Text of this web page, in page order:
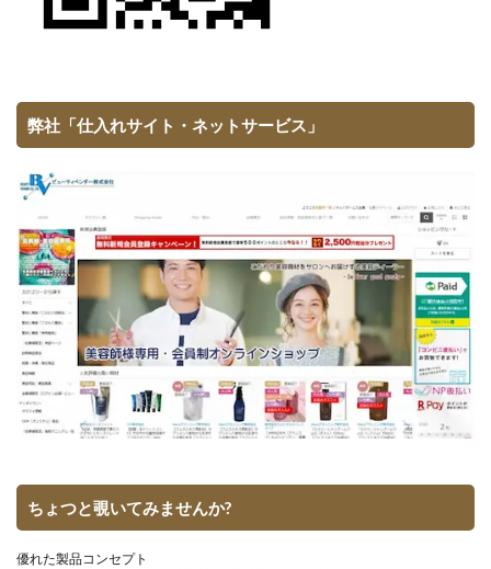
弊社「仕入れサイト・ネットサービス」
ちょつと覗いてみませんか?
優れた製品コンセプト